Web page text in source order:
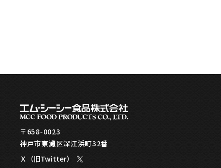
〒658-0023
神戸市東灘区深江浜町32番
Ｘ（旧Twitter）